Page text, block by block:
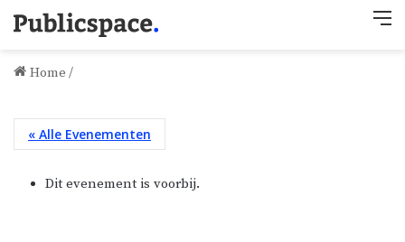
Home /
« Alle Evenementen
Dit evenement is voorbij.